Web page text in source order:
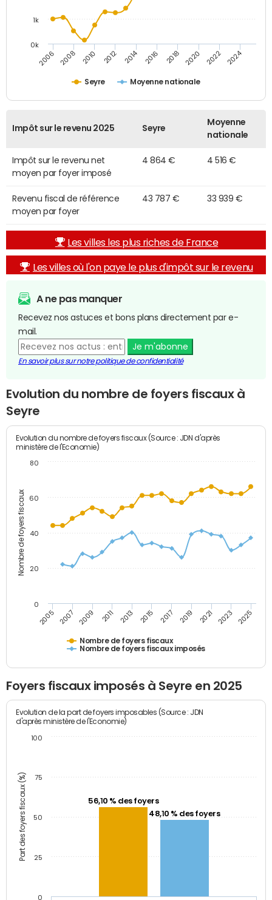
Seyre Moyenne nationale
2006 2008 2010 2012 2014 2016 2018 2020 2022 2024
0k
1k
Impôt sur le revenu 2025 Seyre
Moyenne
nationale
Impôt sur le revenu net
moyen par foyer imposé
4 864 € 4 516 €
Revenu fiscal de référence
moyen par foyer
43 787 € 33 939 €
Les villes les plus riches de France
Les villes où l'on paye le plus d'impôt sur le revenu
A ne pas manquer
Recevez nos astuces et bons plans directement par e-
mail.
Je m'abonne
En savoir plus sur notre politique de confidentialité
Evolution du nombre de foyers fiscaux à
Seyre
Nombre de foyers fiscaux
Evolution du nombre de foyers fiscaux (Source : JDN d'après
ministère de l'Economie)
Nombre de foyers fiscaux
Nombre de foyers fiscaux imposés
2005 2007 2009 2011 2013 2015 2017 2019 2021 2023 2025
0
20
40
60
80
Foyers fiscaux imposés à Seyre en 2025
Part des foyers fiscaux (%)
Evolution de la part de foyers imposables (Source : JDN
d'après ministère de l'Economie)
56,10 % des foyers
48,10 % des foyers
0
25
50
75
100